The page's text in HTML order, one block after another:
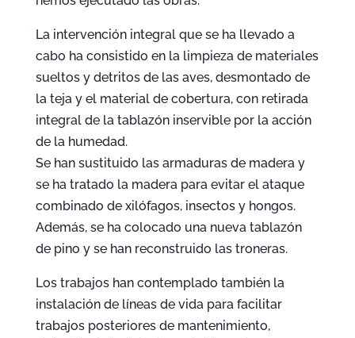
La intervención integral que se ha llevado a
cabo ha consistido en la limpieza de materiales
sueltos y detritos de las aves, desmontado de
la teja y el material de cobertura, con retirada
integral de la tablazón inservible por la acción
de la humedad.
Se han sustituido las armaduras de madera y
se ha tratado la madera para evitar el ataque
combinado de xilófagos, insectos y hongos.
Además, se ha colocado una nueva tablazón
de pino y se han reconstruido las troneras.
Los trabajos han contemplado también la
instalación de líneas de vida para facilitar
trabajos posteriores de mantenimiento,